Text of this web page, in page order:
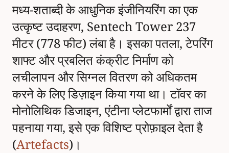
मध्य-शताब्दी के आधुनिक इंजीनियरिंग का एक
उत्कृष्ट उदाहरण, Sentech Tower 237
मीटर (778 फीट) लंबा है। इसका पतला, टेपरिंग
शाफ्ट और प्रबलित कंक्रीट निर्माण को
लचीलापन और सिग्नल वितरण को अधिकतम
करने के लिए डिज़ाइन किया गया था। टॉवर का
मोनोलिथिक डिजाइन, एंटीना प्लेटफार्मों द्वारा ताज
पहनाया गया, इसे एक विशिष्ट प्रोफ़ाइल देता है
(Artefacts)।